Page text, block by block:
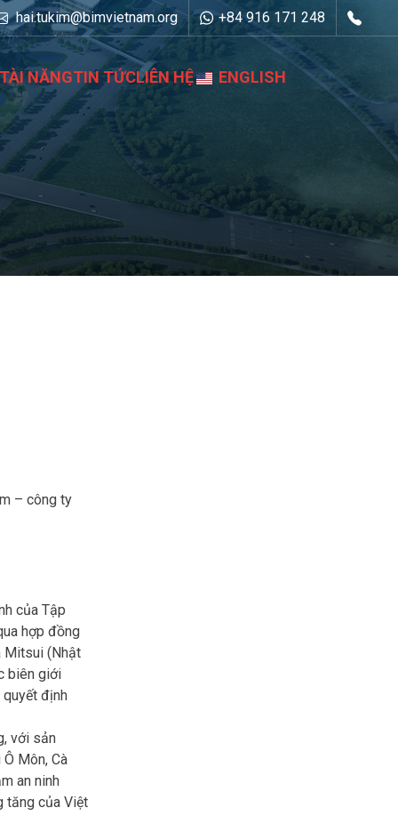
hai.tukim@bimvietnam.org +84 916 171 248
TÀI NĂNGTIN TỨCLIÊN HỆ ENGLISH
– công ty
của Tập
hợp đồng
Mitsui (Nhật
biên giới
định
với sản
Môn, Cà
an ninh
tăng của Việt